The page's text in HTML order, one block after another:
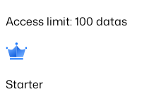
Access limit:100 datas
Starter